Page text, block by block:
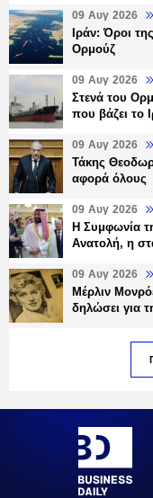
09 Αυγ 2026
Ιράν: Όροι
Ορμούζ
09 Αυγ 2026
Στενά του
που βάζει το
09 Αυγ 2026
Τάκης
αφορά όλους
09 Αυγ 2026
Η Συμφωνία
Ανατολή, η
09 Αυγ 2026
Μέρλιν
δηλώσει για